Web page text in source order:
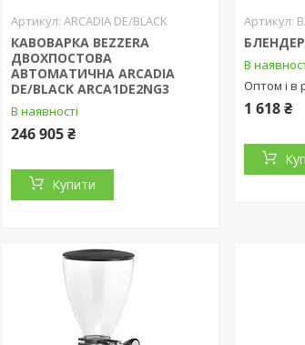
ARCADIA DE/BLACK
КАВОВАРКА BEZZERA
ДВОХПОСТОВА
АВТОМАТИЧНА ARCADIA
DE/BLACK ARCA1DE2NG3
В наявності
246 905 ₴
Купити
БЛЕНДЕР
В
Оптом і в
1 618 ₴